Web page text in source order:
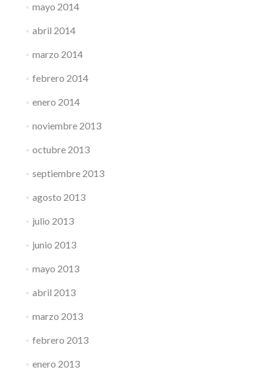
mayo 2014
abril 2014
marzo 2014
febrero 2014
enero 2014
noviembre 2013
octubre 2013
septiembre 2013
agosto 2013
julio 2013
junio 2013
mayo 2013
abril 2013
marzo 2013
febrero 2013
enero 2013